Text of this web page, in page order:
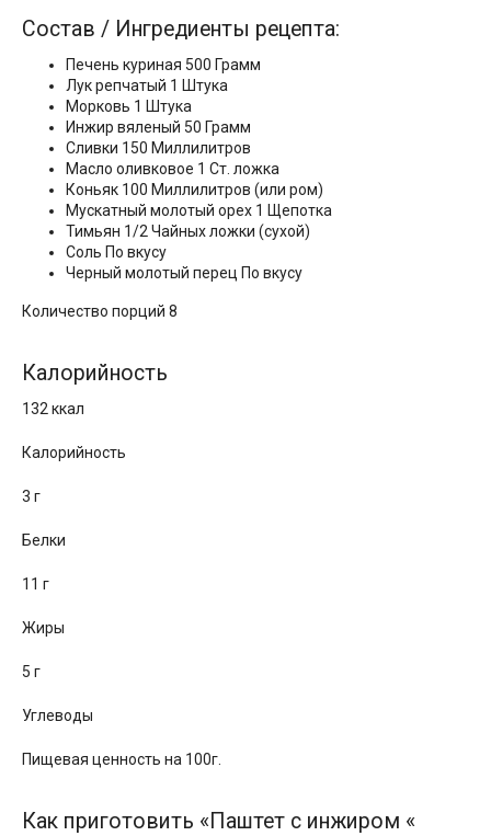
Состав / Ингредиенты рецепта:
Печень куриная 500 Грамм
Лук репчатый 1 Штука
Морковь 1 Штука
Инжир вяленый 50 Грамм
Сливки 150 Миллилитров
Масло оливковое 1 Ст. ложка
Коньяк 100 Миллилитров (или ром)
Мускатный молотый орех 1 Щепотка
Тимьян 1/2 Чайных ложки (сухой)
Соль По вкусу
Черный молотый перец По вкусу
Количество порций 8
Калорийность
132 ккал
Калорийность
3 г
Белки
11 г
Жиры
5 г
Углеводы
Пищевая ценность на 100г.
Как приготовить «Паштет с инжиром «